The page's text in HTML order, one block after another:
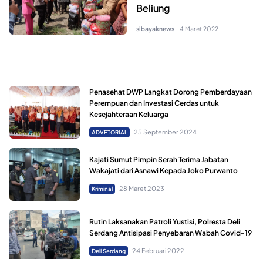
Beliung
sibayaknews | 4 Maret 2022
Penasehat DWP Langkat Dorong Pemberdayaan
Perempuan dan Investasi Cerdas untuk
Kesejahteraan Keluarga
ADVETORIAL 25 September 2024
Kajati Sumut Pimpin Serah Terima Jabatan
Wakajati dari Asnawi Kepada Joko Purwanto
Kriminal 28 Maret 2023
Rutin Laksanakan Patroli Yustisi, Polresta Deli
Serdang Antisipasi Penyebaran Wabah Covid-19
Deli Serdang 24 Februari 2022